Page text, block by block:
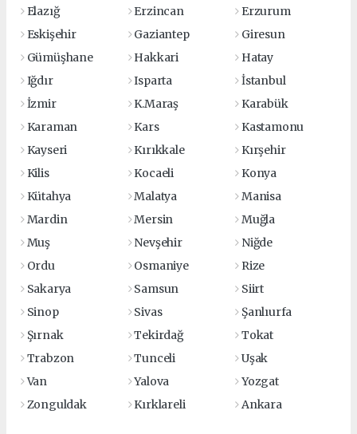
Elazığ
Erzincan
Erzurum
Eskişehir
Gaziantep
Giresun
Gümüşhane
Hakkari
Hatay
Iğdır
Isparta
İstanbul
İzmir
K.Maraş
Karabük
Karaman
Kars
Kastamonu
Kayseri
Kırıkkale
Kırşehir
Kilis
Kocaeli
Konya
Kütahya
Malatya
Manisa
Mardin
Mersin
Muğla
Muş
Nevşehir
Niğde
Ordu
Osmaniye
Rize
Sakarya
Samsun
Siirt
Sinop
Sivas
Şanlıurfa
Şırnak
Tekirdağ
Tokat
Trabzon
Tunceli
Uşak
Van
Yalova
Yozgat
Zonguldak
Kırklareli Ankara